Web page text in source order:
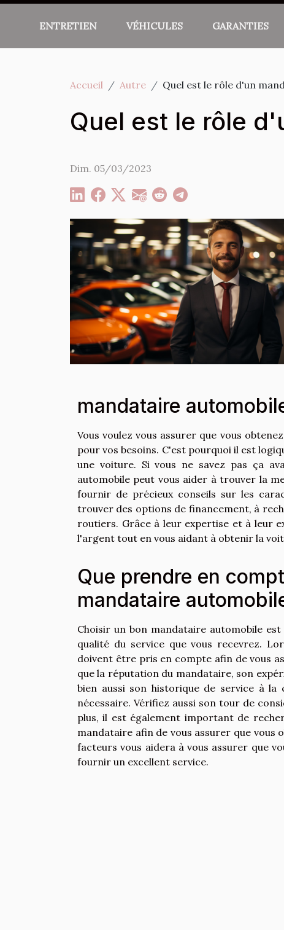
ENTRETIEN VÉHICULES GARANTIES
Accueil Autre Quel est le rôle d'un
Quel est le rôle
Dim. 05/03/2023
mandataire
Vous voulez vous assurer que vous
pour vos besoins. C'est pourquoi il est
une voiture. Si vous ne savez pas ça
automobile peut vous aider à trouver la
fournir de précieux conseils sur les
trouver des options de financement, à
routiers. Grâce à leur expertise et à leur
l'argent tout en vous aidant à obtenir la
Que prendre en
mandataire
Choisir un bon mandataire automobile
qualité du service que vous recevrez.
doivent être pris en compte afin de vous
que la réputation du mandataire, son
bien aussi son historique de service à
nécessaire. Vérifiez aussi son tour de
plus, il est également important de
mandataire afin de vous assurer que vous
facteurs vous aidera à vous assurer que
fournir un excellent service.